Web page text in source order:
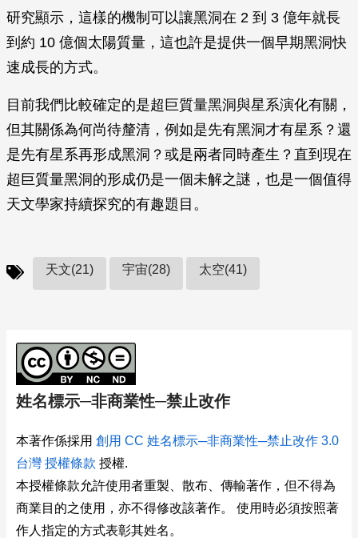
研究顯示，這樣的機制可以讓黑洞在 2 到 3 億年就長
到約 10 億個太陽質量，這也許是提供一個早期黑洞快
速成長的方式。
目前我們比較確定的是超巨質量黑洞與星系演化有關，
但其關係為何尚待釐清，例如是先有黑洞才有星系？還
是先有星系再形成黑洞？或是兩者同時產生？直到現在
超巨質量黑洞的形成仍是一個未解之謎，也是一個值得
天文學家持續探究的有趣題目。
天文(21) 宇宙(28) 太空(41)
姓名標示─非商業性─禁止改作
本著作係採用 創用 CC 姓名標示─非商業性─禁止改作 3.0
台灣 授權條款 授權.
本授權條款允許使用者重製、散布、傳輸著作，但不得為
商業目的之使用，亦不得修改該著作。 使用時必須按照著
作人指定的方式表彰其姓名。